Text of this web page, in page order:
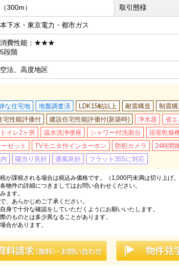
300m） 取引態様
下水・東京電力・都市ガス
消費性能：★★★
段階
法、高度地区
な住宅地 地盤調査済 LDK15帖以上 耐震構造 制震構
宅性能評価付 建設住宅性能評価付(新築時) 浄水器 省
トイレ2ヶ所 温水洗浄便座 シャワー付洗面台 浴室乾燥
ゼット TVモニタ付インターホン 防犯カメラ 24時間
陽当り良好 通風良好 フラット35Sに対応
課税される場合は税込み価格です。（1,000円未満は切り上げ。
物件の詳細につきましてはお問い合わせください。
ます。
、あらかじめご了承ください。
で十分な確認をしていただくようにお願いいたします。
ものとは多少異なることがあります。
合があります。